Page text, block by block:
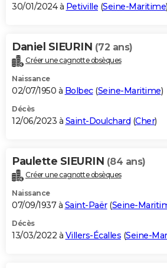
30/01/2024 à Petiville (Seine-Maritime)
Daniel SIEURIN (72 ans)
Créer une cagnotte obsèques
Naissance
02/07/1950 à Bolbec(Seine-Maritime)
Décès
12/06/2023 à Saint-Doulchard (Cher)
Paulette SIEURIN (84 ans)
Créer une cagnotte obsèques
Naissance
07/09/1937 à Saint-Paër(Seine-
Décès
13/03/2022 à Villers-Écalles (Seine-